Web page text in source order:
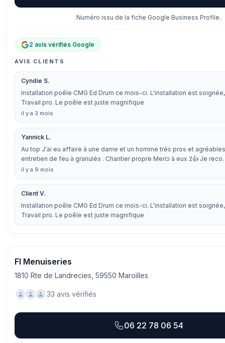
Numéro issu de la fiche Google Business Profile.
2 avis vérifiés Google
AVIS CLIENTS
Cyndie S.
Installation poêle CMG Ed Drum ce mois-ci. L'installation est
Travail pro. Le poêle est juste magnifique
il y a 3 mois
Yannick L.
Au top J'ai eu affaire à une dame et un homme très pros et
entretien de feu à granulés . Chantier propre Merci à eux 2👍 Je
il y a 9 mois
Client V.
Installation poêle CMG Ed Drum ce mois-ci. L'installation est
Travail pro. Le poêle est juste magnifique
Fl Menuiseries
1810 Rte de Landrecies, 59550 Maroilles
33 avis vérifiés
06 22 78 06 54